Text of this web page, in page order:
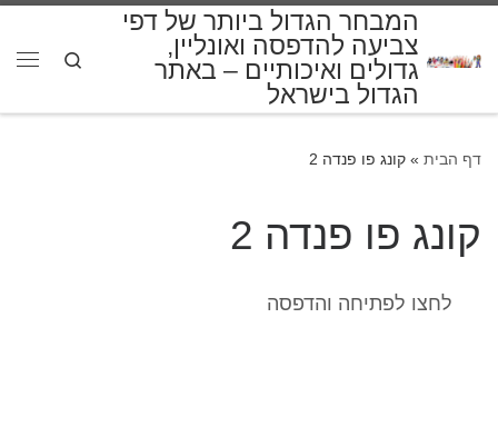
המבחר הגדול ביותר של דפי
צביעה להדפסה ואונליין,
גדולים ואיכותיים – באתר
הגדול בישראל
Search
דף הבית » קונג פו פנדה 2
קונג פו פנדה 2
לחצו לפתיחה והדפסה